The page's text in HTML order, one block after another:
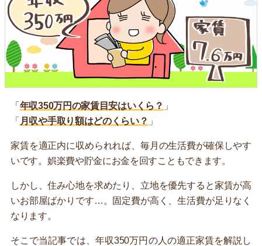
「 年収350万円の家賃目安はいくら？ 」
「 月収や手取り額はどのくらい？ 」
家賃を適正内に収められれば、毎月の生活費が確保しやす
いです。娯楽費や貯金にお金を回すこともできます。
しかし、住み心地を求めたり、立地を優先すると家賃が高
いお部屋ばかりです…。固定費が高く、生活費が足りなく
なります。
そこで当記事では、年収350万円の人の適正家賃を解説し